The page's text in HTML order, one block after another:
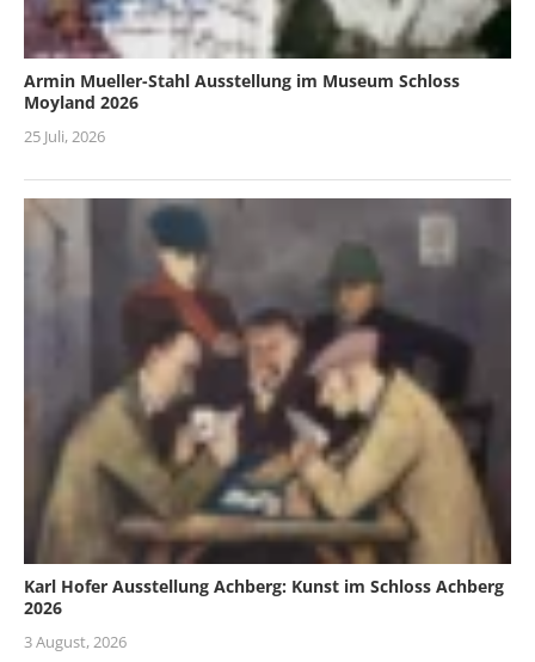
Armin Mueller-Stahl Ausstellung im Museum Schloss
Moyland 2026
25 Juli, 2026
Karl Hofer Ausstellung Achberg: Kunst im Schloss Achberg
2026
3 August, 2026